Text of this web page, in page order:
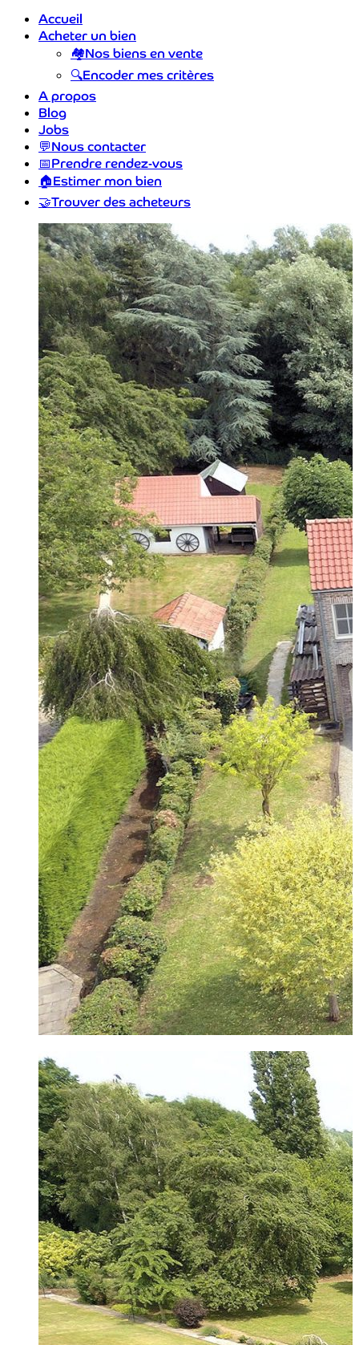
Accueil
Acheter un bien
🏘️Nos biens en vente
🔍Encoder mes critères
A propos
Blog
Jobs
💬Nous contacter
📅Prendre rendez-vous
🏠Estimer mon bien
🤝Trouver des acheteurs